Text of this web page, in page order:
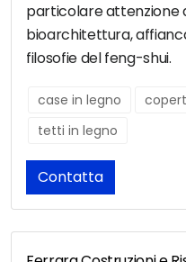
particolare attenzione
bioarchitettura,
filosofie del feng-shui.
case in legno
tetti in legno
Contatta